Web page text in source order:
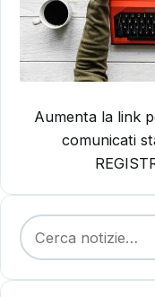
Aumenta la link
comunicati
Cerca: